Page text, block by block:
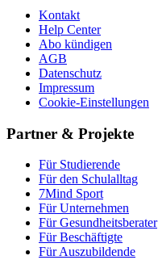
Kontakt
Help Center
Abo kündigen
AGB
Datenschutz
Impressum
Cookie-Einstellungen
Partner & Projekte
Für Stu­die­rende
Für den Schulalltag
7Mind Sport
Für Unter­neh­men
Für Gesund­heits­be­ra­ter
Für Beschäftigte
Für Auszubildende